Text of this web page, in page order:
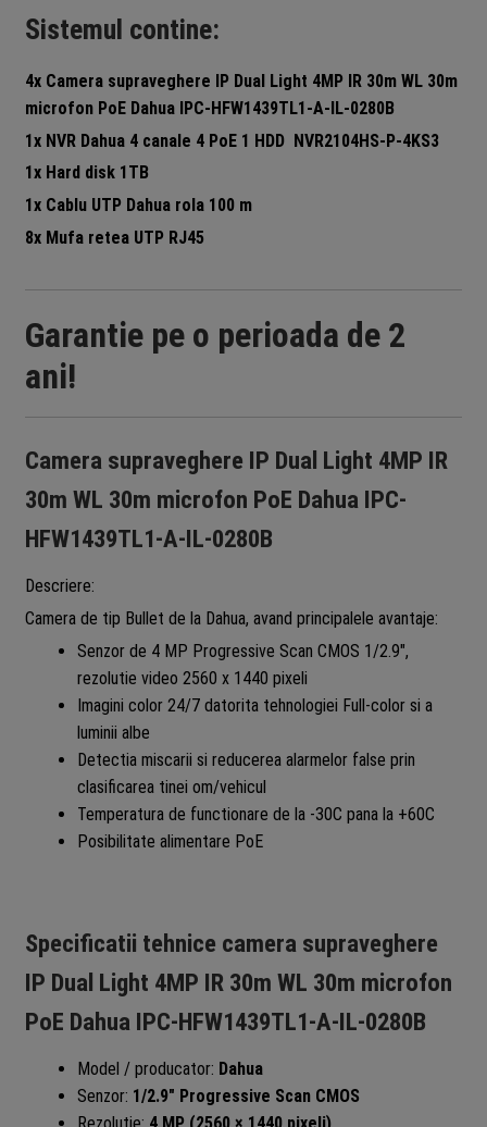
instalare
Sistemul contine:
4x Camera supraveghere IP Dual Light 4MP IR 30m WL 30m
microfon PoE Dahua IPC-HFW1439TL1-A-IL-0280B
1x NVR Dahua 4 canale 4 PoE 1 HDD NVR2104HS-P-4KS3
1x Hard disk 1TB
1x Cablu UTP Dahua rola 100 m
8x Mufa retea UTP RJ45
Garantie pe o perioada de 2
ani!
Camera supraveghere IP Dual Light 4MP IR
30m WL 30m microfon PoE Dahua IPC-
HFW1439TL1-A-IL-0280B
Descriere:
Camera de tip Bullet de la Dahua, avand principalele avantaje:
Senzor de 4 MP Progressive Scan CMOS 1/2.9″,
rezolutie video 2560 x 1440 pixeli
Imagini color 24/7 datorita tehnologiei Full-color si a
luminii albe
Detectia miscarii si reducerea alarmelor false prin
clasificarea tinei om/vehicul
Temperatura de functionare de la -30C pana la +60C
Posibilitate alimentare PoE
Specificatii tehnice camera supraveghere
IP Dual Light 4MP IR 30m WL 30m microfon
PoE Dahua IPC-HFW1439TL1-A-IL-0280B
Model / producator: Dahua
Senzor: 1/2.9″ Progressive Scan CMOS